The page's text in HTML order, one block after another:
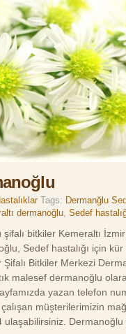
Tags: Dermanğlu
dermanoğlu,Sedef
bitkiler Kemeraltı
Sedef hastalığı için
Bitkiler Merkezi
malesef dermanoğlu
yazan telefon
müşterilerimizin
ulaşabilirsiniz.